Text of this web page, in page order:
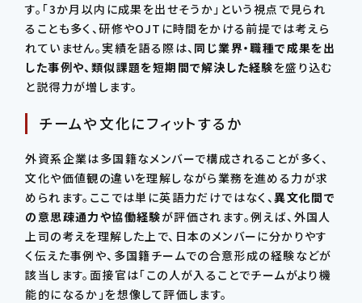
す。「3か月以内に成果を出せそうか」という視点で見られ
ることも多く、研修やOJTに時間をかける前提では考えら
れていません。実績を語る際は、 同じ業界・職種で成果を出
した事例や、類似課題を短期間で解決した経験を盛り込む
と説得力が増します。
チームや文化にフィットするか
外資系企業は多国籍なメンバーで構成されることが多く、
文化や価値観の違いを理解しながら業務を進める力が求
められます。ここでは単に英語力だけではなく、異文化間で
の意思疎通力や協働経験が評価されます。例えば、外国人
上司の考えを理解した上で、日本のメンバーに分かりやす
く伝えた事例や、多国籍チームでの合意形成の経験などが
該当します。面接官は「この人が入ることでチームがより機
能的になるか」を想像して評価します。